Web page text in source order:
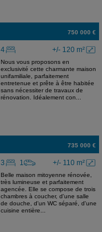
750 000 €
+/- 120 m²
4
Nous vous proposons en
exclusivité cette charmante maison
unifamiliale, parfaitement
entretenue et prête à être habitée
sans nécessiter de travaux de
rénovation. Idéalement con...
735 000 €
+/- 110 m²
3 1
Belle maison mitoyenne rénovée,
très lumineuse et parfaitement
agencée. Elle se compose de trois
chambres à coucher, d'une salle
de douche, d'un WC séparé, d'une
cuisine entière...